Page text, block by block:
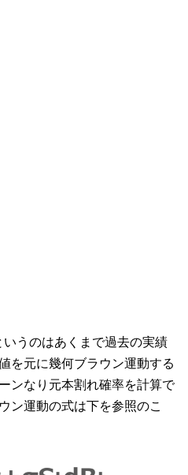
うのはあくまで過去の実績
を元に幾何ブラウン運動する
ンなり元本割れ確率を計算で
ン運動の式は下を参照のこ